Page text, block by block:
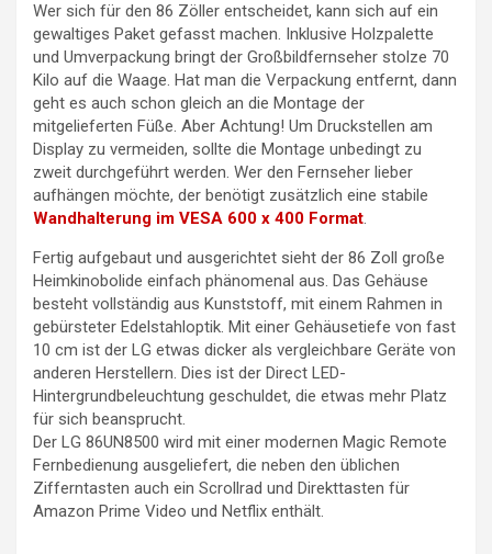
Wer sich für den 86 Zöller entscheidet, kann sich auf ein
gewaltiges Paket gefasst machen. Inklusive Holzpalette
und Umverpackung bringt der Großbildfernseher stolze 70
Kilo auf die Waage. Hat man die Verpackung entfernt, dann
geht es auch schon gleich an die Montage der
mitgelieferten Füße. Aber Achtung! Um Druckstellen am
Display zu vermeiden, sollte die Montage unbedingt zu
zweit durchgeführt werden. Wer den Fernseher lieber
aufhängen möchte, der benötigt zusätzlich eine stabile
Wandhalterung im VESA 600 x 400 Format.
Fertig aufgebaut und ausgerichtet sieht der 86 Zoll große
Heimkinobolide einfach phänomenal aus. Das Gehäuse
besteht vollständig aus Kunststoff, mit einem Rahmen in
gebürsteter Edelstahloptik. Mit einer Gehäusetiefe von fast
10 cm ist der LG etwas dicker als vergleichbare Geräte von
anderen Herstellern. Dies ist der Direct LED-
Hintergrundbeleuchtung geschuldet, die etwas mehr Platz
für sich beansprucht.
Der LG 86UN8500 wird mit einer modernen Magic Remote
Fernbedienung ausgeliefert, die neben den üblichen
Zifferntasten auch ein Scrollrad und Direkttasten für
Amazon Prime Video und Netflix enthält.